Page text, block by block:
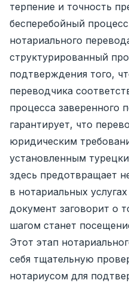
терпение и точность
бесперебойный
нотариального
структурированный
подтверждения того,
переводчика
процесса заверенного
гарантирует, что
юридическим
установленным
здесь предотвращает
в нотариальных
документ заговорит о
шагом станет
Этот этап
себя тщательную
нотариусом для